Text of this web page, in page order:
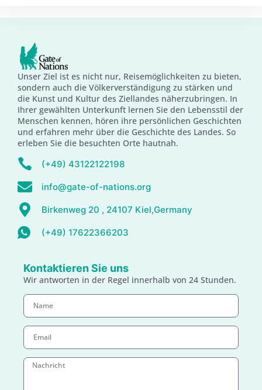
Unser Ziel ist es nicht nur, Reisemöglichkeiten zu bieten,
sondern auch die Völkerverständigung zu stärken und
die Kunst und Kultur des Ziellandes näherzubringen. In
Ihrer gewählten Unterkunft lernen Sie den Lebensstil der
Menschen kennen, hören ihre persönlichen Geschichten
und erfahren mehr über die Geschichte des Landes. So
erleben Sie die besuchten Orte hautnah.
(+49) 43122122198
info@gate-of-nations.org
Birkenweg 20 , 24107 Kiel,Germany
(+49) 17622366203
Kontaktieren Sie uns
Wir antworten in der Regel innerhalb von 24 Stunden.